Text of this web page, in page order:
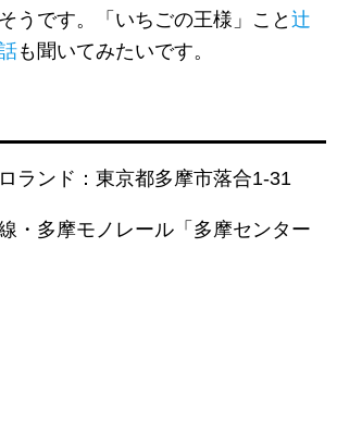
うです。「いちごの王様」こと辻
も聞いてみたいです。
ランド：東京都多摩市落合1-31
・多摩モノレール「多摩センター